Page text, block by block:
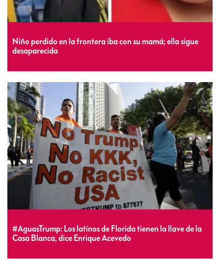
Niño perdido en la frontera iba con su mamá; ella sigue
desaparecida
#AguasTrump: Los latinos de Florida tienen la llave de la
Casa Blanca, dice Enrique Acevedo